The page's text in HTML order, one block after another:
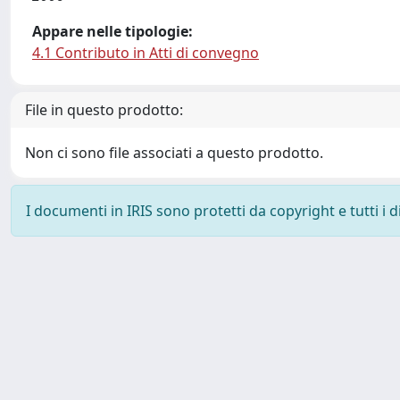
Appare nelle tipologie:
4.1 Contributo in Atti di convegno
File in questo prodotto:
Non ci sono file associati a questo prodotto.
I documenti in IRIS sono protetti da copyright e tutti i